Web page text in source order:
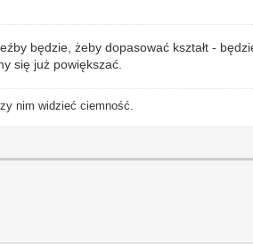
będzie, żeby dopasować kształt -
się już powiększać.
nim widzieć ciemność.